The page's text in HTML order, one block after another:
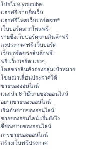
โปรโมท youtube
แจกฟรี รายชื่อเว็บ
แจกฟรีโพสเว็บบอร์ดsmf
เว็บบอร์ดsmfโพสฟรี
รายชื่อเว็บบอร์ดขายสินค้าฟรี
ลงประกาศฟรี เว็บบอร์ด
เว็บบอร์ดขายสินค้าฟรี
ฟรี เว็บบอร์ด แรงๆ
โพสขายสินค้าตรงกลุ่มเป้าหมาย
โฆษณาเลื่อนประกาศได้
ขายของออนไลน์
แนะนำ 6 วิธีขายของออนไลน์
อยากขายของออนไลน์
เริ่มต้นขายของออนไลน์
ขายของออนไลน์ เริ่มยังไง
ชี้ช่องขายของออนไลน์
การขายของออนไลน์
สร้างเว็บฟรีประกาศ